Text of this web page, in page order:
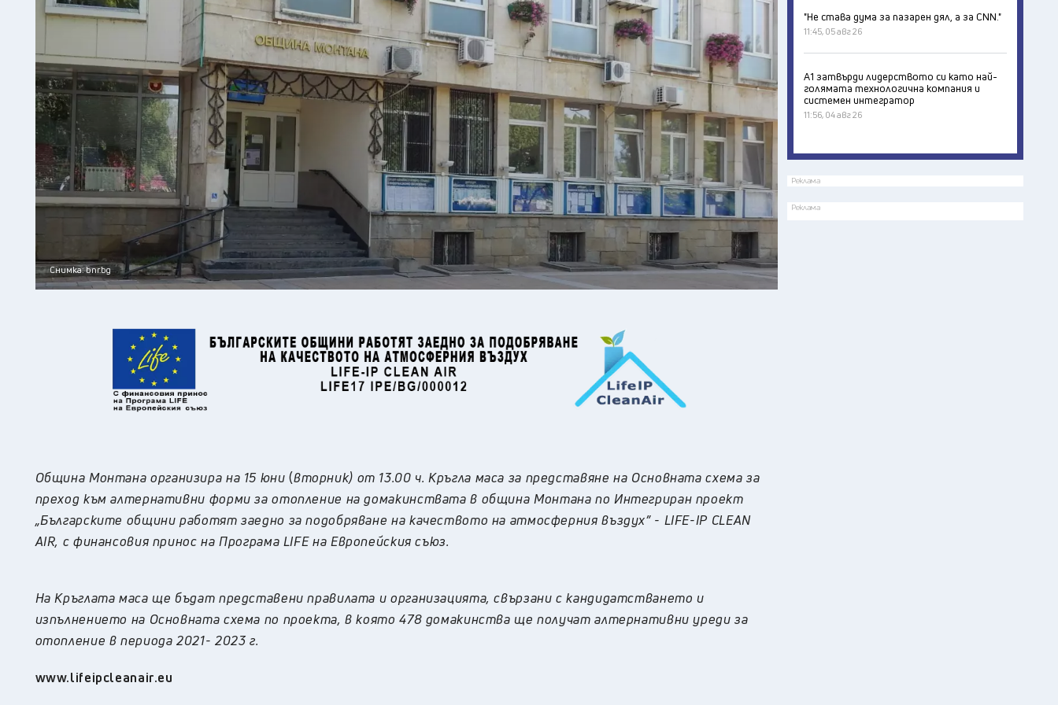
Перник 28°C
Плевен 29°C
Пловдив, 31°C
Разград °C
Русе, 30°C
Силистра 27°C
Сливен , 28
Смолян 23°C
София, 29°C
Стара Загора, 27°C
Търговище 29°C
31°C
Шумен, 28°C
Ямбол, 29°C
Снимка: bnr.bg
Община Монтана организира на 15 юни (вторник) от 13.00 ч.Кръгла маса за представяне на Основната схема за
преход към алтернативни форми за отопление на домакинствата в община Монтана по Интегриран проект
„Българските общини работят заедно за подобряване на качеството на атмосферния въздух”- LIFE-IP CLEAN
AIR, с финансовия принос на Програма LIFE на Европейския съюз.
На Кръглата маса ще бъдат представени правилата и организацията, свързани с кандидатстването и
изпълнението на Основната схема по проекта, в която 478 домакинства ще получат алтернативни уреди за
отопление в периода 2021- 2023 г.
www.lifeipcleanair.eu
"Не става дума за пазарен дял, а за CNN."
11:45, 05 авг 26
А1 затвърди лидерството си като най-
голямата технологична компания и
системен интегратор
11:56, 04 авг 26
Реклама
Реклама